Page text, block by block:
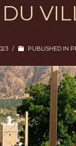
/ PUBLISHED IN